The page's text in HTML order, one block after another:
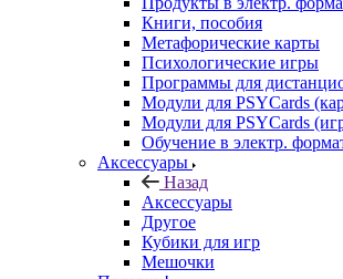
Книги, пособия
Метафорические карты
Психологические игры
Программы для
Модули для PSYCards
Модули для PSYCards
Обучение в электр.
Аксессуары
Назад
Аксессуары
Другое
Кубики для игр
Мешочки